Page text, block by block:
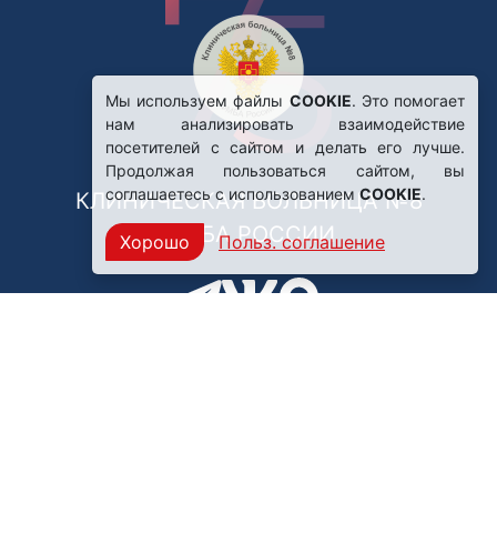
КЛИНИЧЕСКАЯ БОЛЬНИЦА №8
ФМБА РОССИИ
Мы используем файлы COOKIE. Это помогает
нам анализировать взаимодействие
посетителей с сайтом и делать его лучше.
Продолжая пользоваться сайтом, вы
соглашаетесь с использованиемCOOKIE.
Хорошо Польз. соглашение